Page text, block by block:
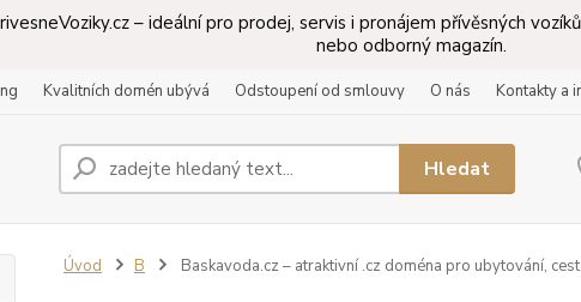
– ideální pro prodej, servis i pronájem přívěsných
nebo odborný magazín.
Kvalitních domén ubývá Odstoupení od smlouvy O nás Kontakty a
Hledat
Úvod B Baskavoda.cz – atraktivní .cz doména pro ubytování,